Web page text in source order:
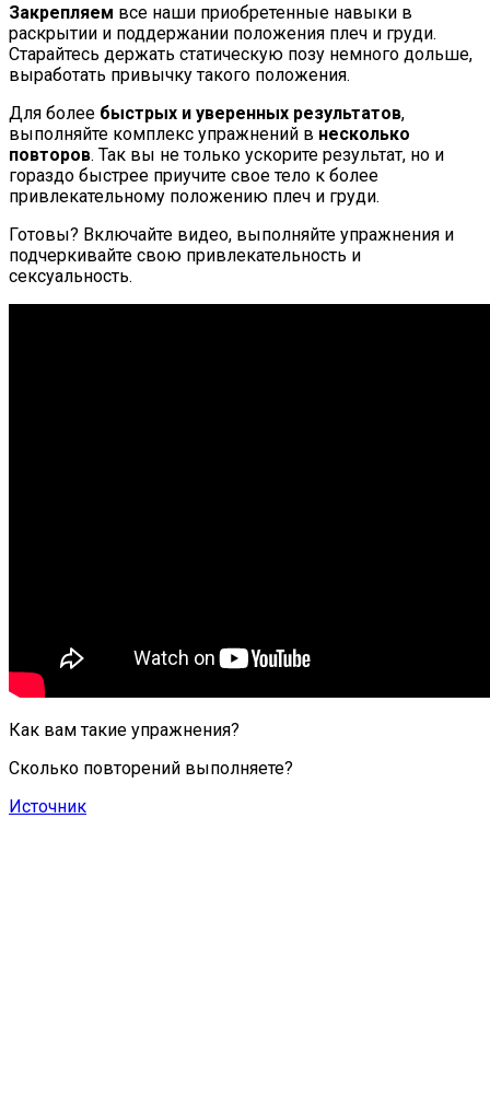
Закрепляем все наши приобретенные навыки в
раскрытии и поддержании положения плеч и груди.
Старайтесь держать статическую позу немного дольше,
выработать привычку такого положения.
Для более быстрых и уверенных результатов,
выполняйте комплекс упражнений в несколько
повторов. Так вы не только ускорите результат, но и
гораздо быстрее приучите свое тело к более
привлекательному положению плеч и груди.
Готовы? Включайте видео, выполняйте упражнения и
подчеркивайте свою привлекательность и
сексуальность.
Как вам такие упражнения?
Сколько повторений выполняете?
Источник